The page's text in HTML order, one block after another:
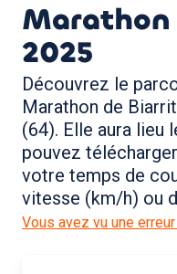
2025
Découvrez le
Marathon de
(64). Elle aura lieu
pouvez
votre temps de
vitesse (km/h) ou
Vous avez vu une